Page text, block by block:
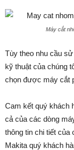
Máy cắt
Tùy theo nhu cầu
kỹ thuật của chúng
chọn được máy cắt
Cam kết quý khách
cả của các dòng
thông tin chi tiết
Makita quý khách